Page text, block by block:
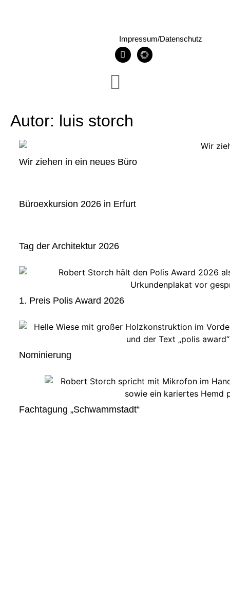
Impressum/Datenschutz
Autor: luis storch
Wir ziehen in ein neues Büro
Büroexkursion 2026 in Erfurt
Tag der Architektur 2026
1. Preis Polis Award 2026
Nominierung
Fachtagung „Schwammstadt“